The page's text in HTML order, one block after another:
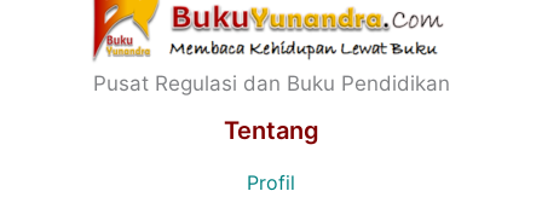
Pusat Regulasi dan Buku Pendidikan
Tentang
Profil